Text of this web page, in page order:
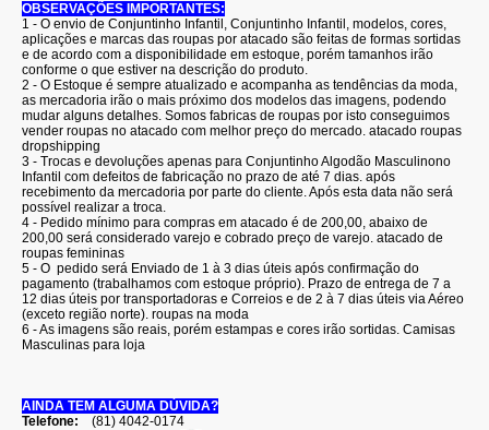
OBSERVAÇÕES IMPORTANTES:
1 - O envio de Conjuntinho Infantil, Conjuntinho Infantil, modelos, cores,
aplicações e marcas das roupas por atacado são feitas de formas sortidas
e de acordo com a disponibilidade em estoque, porém tamanhos irão
conforme o que estiver na descrição do produto.
2 - O Estoque é sempre atualizado e acompanha as tendências da moda,
as mercadoria irão o mais próximo dos modelos das imagens, podendo
mudar alguns detalhes. Somos fabricas de roupas por isto conseguimos
vender roupas no atacado com melhor preço do mercado. atacado roupas
dropshipping
3 - Trocas e devoluções apenas para Conjuntinho Algodão Masculinono
Infantil com defeitos de fabricação no prazo de até 7 dias. após
recebimento da mercadoria por parte do cliente. Após esta data não será
possível realizar a troca.
4 - Pedido mínimo para compras em atacado é de 200,00, abaixo de
200,00 será considerado varejo e cobrado preço de varejo. atacado de
roupas femininas
5 - O pedido será Enviado de 1 à 3 dias úteis após confirmação do
pagamento (trabalhamos com estoque próprio). Prazo de entrega de 7 a
12 dias úteis por transportadoras e Correios e de 2 à 7 dias úteis via Aéreo
(exceto região norte). roupas na moda
6 - As imagens são reais, porém estampas e cores irão sortidas. Camisas
Masculinas para loja
AINDA TEM ALGUMA DÚVIDA?
Telefone: (81) 4042-0174